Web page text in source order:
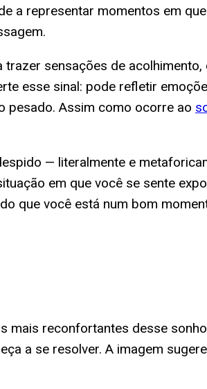
a representar momentos em
sensações de
esse sinal: pode refletir
pesado. Assim como ocorre ao
— literalmente e
em que você se sente
que você está num bom
mais reconfortantes desse
a se resolver. A imagem